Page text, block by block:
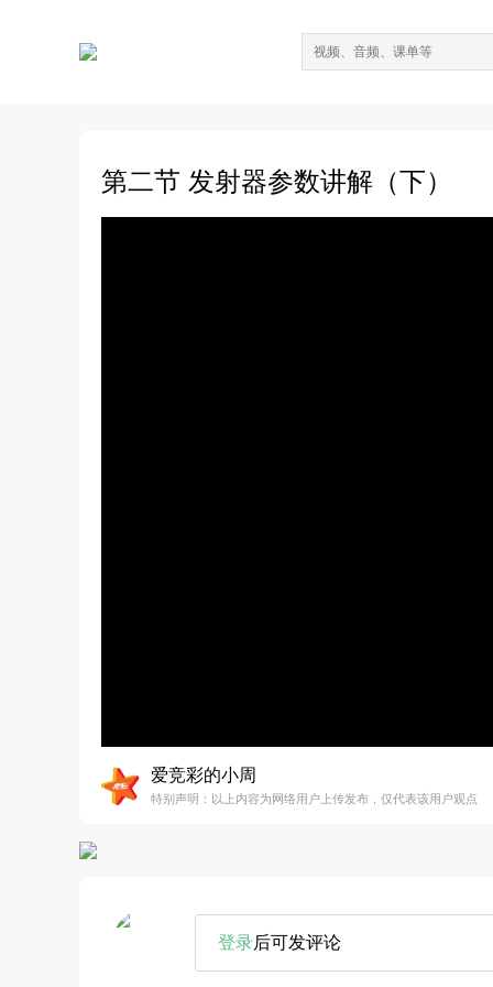
第二节 发射器参数讲解（下）
爱竞彩的小周
特别声明：以上内容为网络用户上传发布，仅代表该用户观点
登录后可发评论